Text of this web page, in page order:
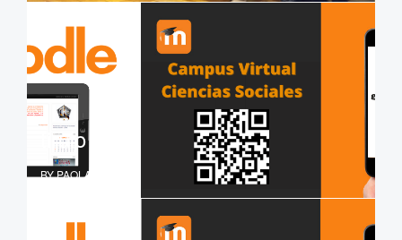
tirulo
BY PAOLA ROLDAN